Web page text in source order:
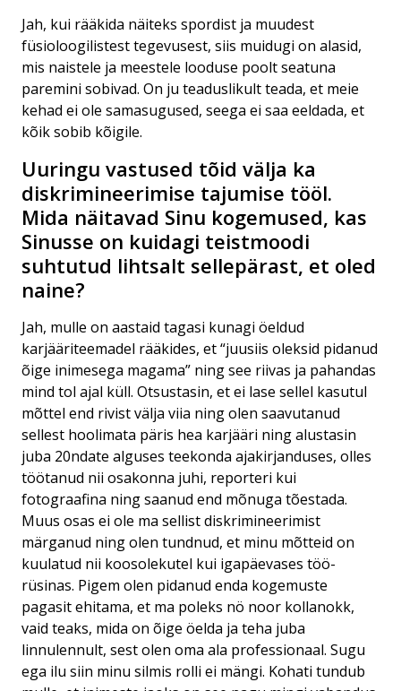
Jah, kui rääkida näiteks spordist ja muudest
füsioloogilistest tegevusest, siis muidugi on alasid,
mis naistele ja meestele looduse poolt seatuna
paremini sobivad. On ju teaduslikult teada, et meie
kehad ei ole samasugused, seega ei saa eeldada, et
kõik sobib kõigile.
Uuringu vastused tõid välja ka
diskrimineerimise tajumise tööl.
Mida näitavad Sinu kogemused, kas
Sinusse on kuidagi teistmoodi
suhtutud lihtsalt sellepärast, et oled
naine?
Jah, mulle on aastaid tagasi kunagi öeldud
karjääriteemadel rääkides, et “juusiis oleksid pidanud
õige inimesega magama” ning see riivas ja pahandas
mind tol ajal küll. Otsustasin, et ei lase sellel kasutul
mõttel end rivist välja viia ning olen saavutanud
sellest hoolimata päris hea karjääri ning alustasin
juba 20ndate alguses teekonda ajakirjanduses, olles
töötanud nii osakonna juhi, reporteri kui
fotograafina ning saanud end mõnuga tõestada.
Muus osas ei ole ma sellist diskrimineerimist
märganud ning olen tundnud, et minu mõtteid on
kuulatud nii koosolekutel kui igapäevases töö-
rüsinas. Pigem olen pidanud enda kogemuste
pagasit ehitama, et ma poleks nö noor kollanokk,
vaid teaks, mida on õige öelda ja teha juba
linnulennult, sest olen oma ala professionaal. Sugu
ega ilu siin minu silmis rolli ei mängi. Kohati tundub